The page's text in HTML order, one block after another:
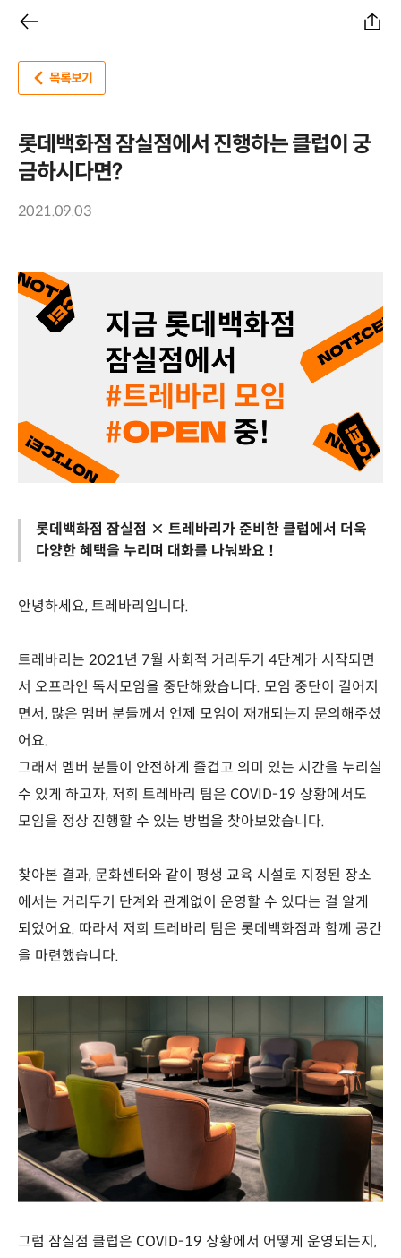
목록보기
롯데백화점 잠실점에서 진행하는 클럽이 궁
금하시다면?
2021.09.03
롯데백화점 잠실점 × 트레바리가 준비한 클럽에서 더욱
다양한 혜택을 누리며 대화를 나눠봐요 !
안녕하세요, 트레바리입니다.
트레바리는 2021년 7월 사회적 거리두기 4단계가 시작되면
서 오프라인 독서모임을 중단해왔습니다. 모임 중단이 길어지
면서, 많은 멤버 분들께서 언제 모임이 재개되는지 문의해주셨
어요.
그래서 멤버 분들이 안전하게 즐겁고 의미 있는 시간을 누리실
수 있게 하고자, 저희 트레바리 팀은 COVID-19 상황에서도
모임을 정상 진행할 수 있는 방법을 찾아보았습니다.
찾아본 결과, 문화센터와 같이 평생 교육 시설로 지정된 장소
에서는 거리두기 단계와 관계없이 운영할 수 있다는 걸 알게
되었어요. 따라서 저희 트레바리 팀은 롯데백화점과 함께 공간
을 마련했습니다.
그럼 잠실점 클럽은 COVID-19 상황에서 어떻게 운영되는지,